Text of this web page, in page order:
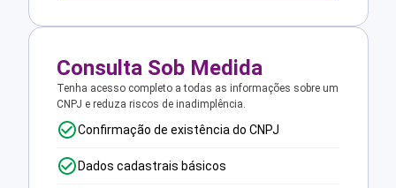
Consulta Sob Medida
Tenha acesso completo a todas as informações sobre um
CNPJ e reduza riscos de inadimplência.
Confirmação de existência do CNPJ
Dados cadastrais básicos